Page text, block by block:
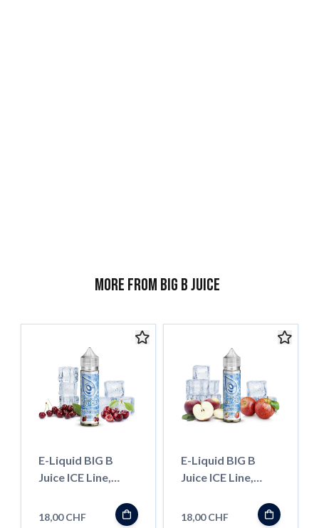
More from Big B Juice
E-Liquid BIG B
Juice ICE Line,
''Shortfill''
18,00 CHF
E-Liquid BIG B
Juice ICE Line,
''Shortfill''
18,00 CHF